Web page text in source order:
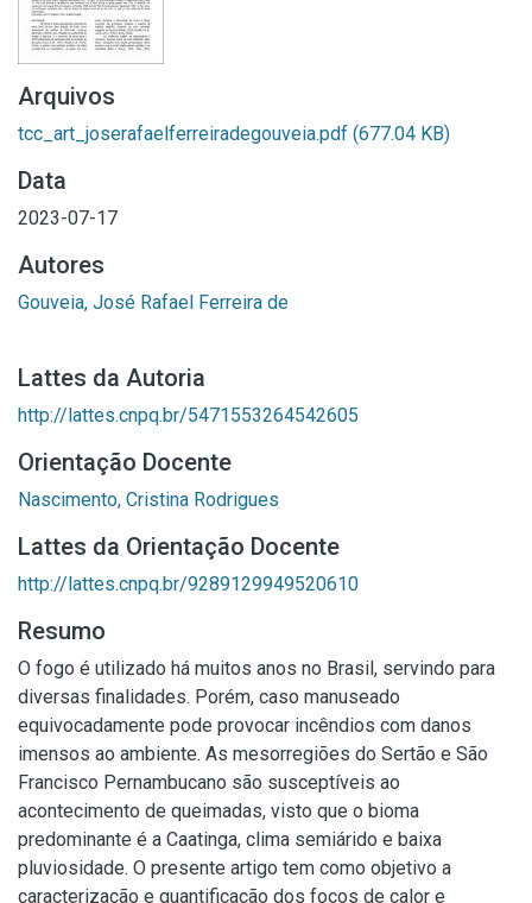
Arquivos
tcc_art_joserafaelferreiradegouveia.pdf (677.04 KB)
Data
2023-07-17
Autores
Gouveia, José Rafael Ferreira de
Lattes da Autoria
http://lattes.cnpq.br/5471553264542605
Orientação Docente
Nascimento, Cristina Rodrigues
Lattes da Orientação Docente
http://lattes.cnpq.br/9289129949520610
Resumo
O fogo é utilizado há muitos anos no Brasil, servindo para
diversas finalidades. Porém, caso manuseado
equivocadamente pode provocar incêndios com danos
imensos ao ambiente. As mesorregiões do Sertão e São
Francisco Pernambucano são susceptíveis ao
acontecimento de queimadas, visto que o bioma
predominante é a Caatinga, clima semiárido e baixa
pluviosidade. O presente artigo tem como objetivo a
caracterização e quantificação dos focos de calor e